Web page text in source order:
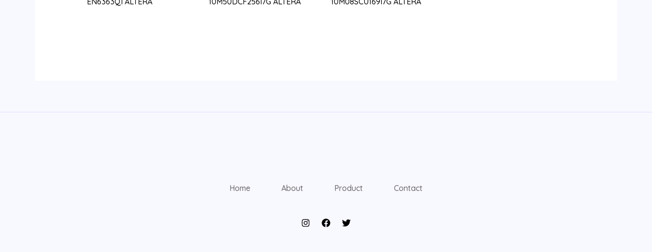
Home About Product Contact